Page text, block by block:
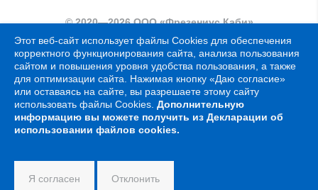
© 2020—2026 ООО «Фрезениус Каби»
Политика конфиденциальности
Правовая информация
Политика в отношении обработки персональных данных
Политика Cookie
Этот веб-сайт использует файлы Cookies для обеспечения
корректного функционирования сайта, анализа пользования
сайтом и повышения уровня удобства пользования, а также
для оптимизации сайта. Нажимая кнопку «Даю согласие»
или оставаясь на сайте, вы разрешаете этому сайту
использовать файлы Cookies Дополнительную
информацию вы можете получить из Декларации об
использовании файлов cookies.
Я согласен Отклонить